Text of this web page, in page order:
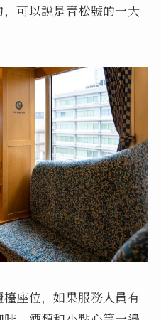
可以說是青松號的一大
座位，如果服務人員有